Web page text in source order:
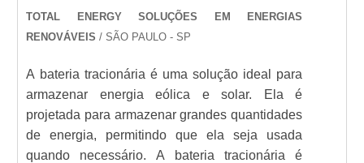
TOTAL ENERGY SOLUÇÕES EM ENERGIAS
RENOVÁVEIS/ SÃO PAULO - SP
A bateria tracionária é uma solução ideal para
armazenar energia eólica e solar. Ela é
projetada para armazenar grandes quantidades
de energia, permitindo que ela seja usada
quando necessário. A bateria tracionária é